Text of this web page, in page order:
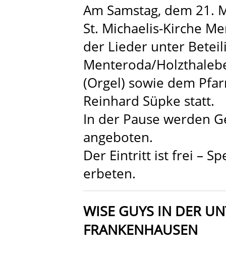
Am Samstag, dem 21.
St. Michaelis-Kirche
der Lieder unter
Menteroda/
(Orgel) sowie dem
Reinhard Süpke statt.
In der Pause werden
angeboten.
Der Eintritt ist frei –
erbeten.
WISE GUYS IN DER
FRANKENHAUSEN